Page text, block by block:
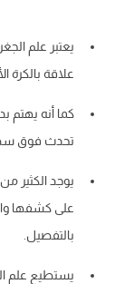
يعتبر علم
علاقة بالكرة
كما أنه يهتم
تحدث فوق
يوجد الكثير
على كشفها
بالتفصيل.
يستطيع علم